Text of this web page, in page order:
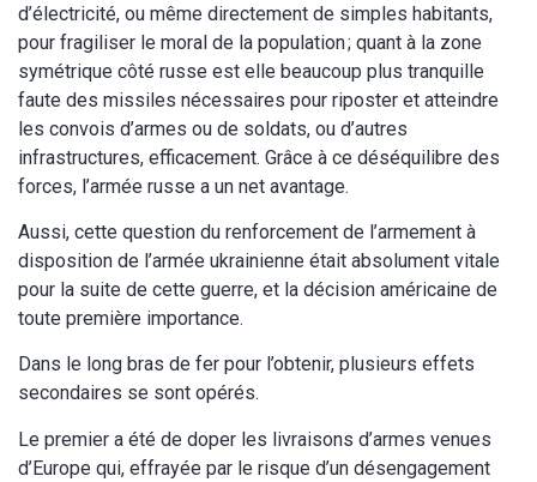
d’électricité, ou même directement de simples habitants,
pour fragiliser le moral de la population ; quant à la zone
symétrique côté russe est elle beaucoup plus tranquille
faute des missiles nécessaires pour riposter et atteindre
les convois d’armes ou de soldats, ou d’autres
infrastructures, efficacement. Grâce à ce déséquilibre des
forces, l’armée russe a un net avantage.
Aussi, cette question du renforcement de l’armement à
disposition de l’armée ukrainienne était absolument vitale
pour la suite de cette guerre, et la décision américaine de
toute première importance.
Dans le long bras de fer pour l’obtenir, plusieurs effets
secondaires se sont opérés.
Le premier a été de doper les livraisons d’armes venues
d’Europe qui, effrayée par le risque d’un désengagement